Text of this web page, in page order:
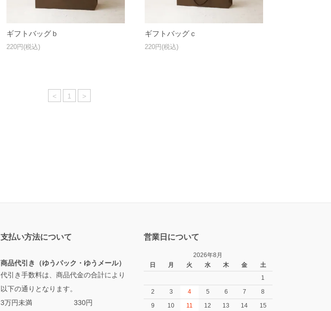
ギフトバッグｂ
220円(税込)
ギフトバッグｃ
220円(税込)
< 1 >
支払い方法について
商品代引き（ゆうパック・ゆうメール）
代引き手数料は、商品代金の合計により
以下の通りとなります。
3万円未満 330円
営業日について
2026年8月
日
月 火 水 木 金
土
1
2
3 4 5 6 7
8
9
10 11 12 13 14
15